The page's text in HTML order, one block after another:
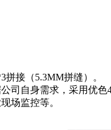
接（5.3MM拼缝）。
司自身需求，采用优
场监控等。